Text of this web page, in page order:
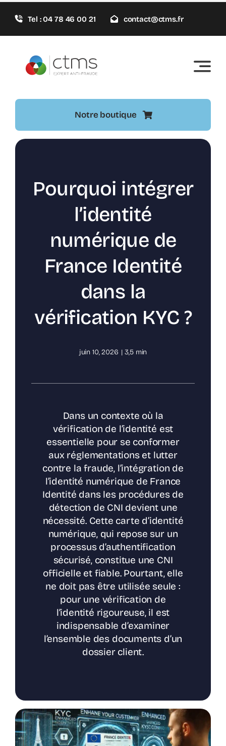
contenu
Tel : 04 78 46 00 21 contact@ctms.fr
Notre boutique
Pourquoi intégrer
l’identité
numérique de
France Identité
dans la
vérification KYC ?
juin 10, 2026 | 3,5 min
Dans un contexte où la
vérification de l’identité est
essentielle pour se conformer
aux réglementations et lutter
contre la fraude, l’intégration de
l’identité numérique de France
Identité dans les procédures de
détection de CNI devient une
nécessité. Cette carte d’identité
numérique, qui repose sur un
processus d’authentification
sécurisé, constitue une CNI
officielle et fiable. Pourtant, elle
ne doit pas être utilisée seule :
pour une vérification de
l’identité rigoureuse, il est
indispensable d’examiner
l’ensemble des documents d’un
dossier client.